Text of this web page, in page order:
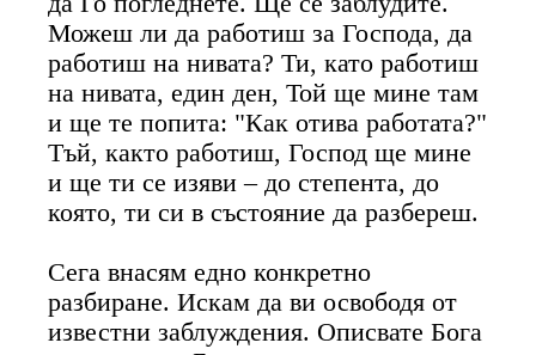
Можеш ли да работиш за Господа, да
работиш на нивата? Ти, като работиш
на нивата, един ден, Той ще мине там
и ще те попита: "Как отива работата?"
Тъй, както работиш, Господ ще мине
и ще ти се изяви – до степента, до
която, ти си в състояние да разбереш.
Сега внасям едно конкретно
разбиране. Искам да ви освободя от
известни заблуждения. Описвате Бога